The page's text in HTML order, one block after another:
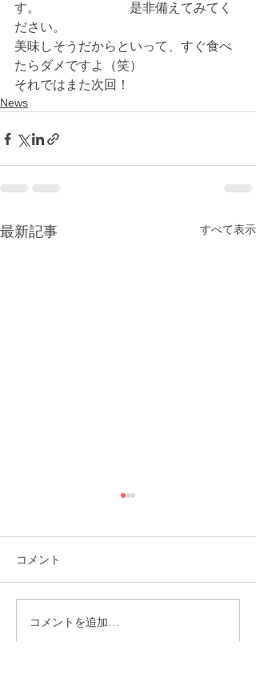
す。　　　　　　　是非備えてみてく
ださい。
美味しそうだからといって、すぐ食べ
たらダメですよ（笑）
それではまた次回！
News
最新記事 すべて表示
就労選択支援とは？B型利
コメント
コメントを追加…